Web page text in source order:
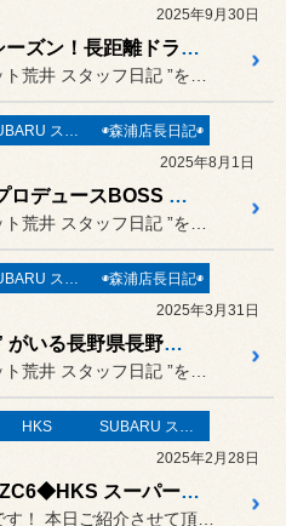
2025年9月30日
秋のドライブシーズン！長距離ドライブも快適に(^^)/ “ WAKO’S エバポレーター洗浄 “ で車内空間をリフレッシュ！
◉森浦店長日記◉
2025年8月1日
速報！ オートプロデュースBOSS 今週末のデモカーは『 BOSS WRX-S4 VBH 2.4L DIT TURBO LAP-ECU 』が登場です(・ω<) /
◉森浦店長日記◉
2025年3月31日
“BOSSのボス” がいる長野県長野市 オートプロデュースBOSSへBRZのECU 現車セッティングへ行って来ました(・ω<) /
HKS
2025年2月28日
◆スバル BRZ ZC6◆HKS スーパーチャージャープロキット取り付け＆Fuel UP GRADE キット#HKS #ZC6 ＃S/C